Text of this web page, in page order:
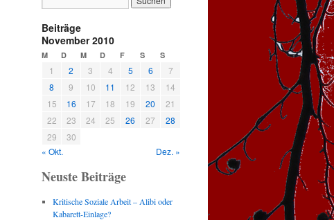
Beiträge
November 2010
M D M D F S S
1 2 3 4 5 6
7
8
9 10 11 12 13
14
15
16 17 18 19 20
21
22
23 24 25 26 27
28
29
30
« Okt.
Dez. »
Neuste Beiträge
Kritische Soziale Arbeit – Alibi oder
Kabarett-Einlage?